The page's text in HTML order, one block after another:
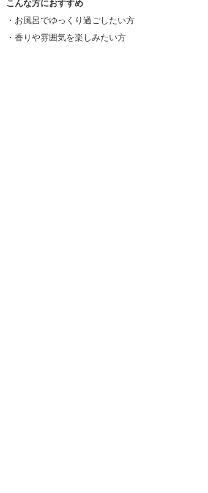
こんな方におすすめ
・お風呂でゆっくり過ごしたい方
・香りや雰囲気を楽しみたい方